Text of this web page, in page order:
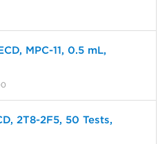
MPC-11, 0.5 mL,
2T8-2F5, 50 Tests,